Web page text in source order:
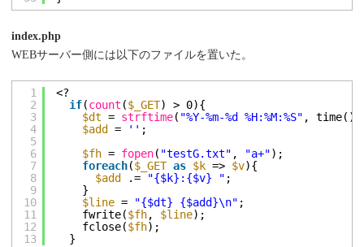
index.php
WEBサーバー側には以下のファイルを置いた。
1
2
3
4
5
6
7
8
9
10
11
12
13
<?
if(count ($_GET) > 0){
$dt = strftime( "%Y-%m-%d %H:%M:%S" ,
$add
= '' ;
$fh = fopen( "testG.txt" , "a+");
foreach($_GET as $k => $v){
$add
.= "{$k}:{$v} " ;
}
$line = "{$dt} {$add}\n" ;
fwrite($fh, $line);
fclose($fh);
}